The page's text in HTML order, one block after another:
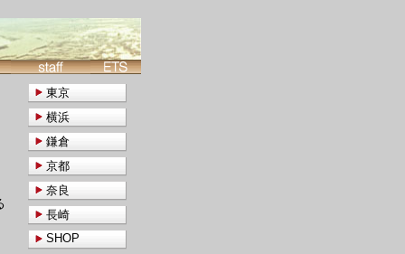
東京
横浜
鎌倉
京都
奈良
長崎
SHOP